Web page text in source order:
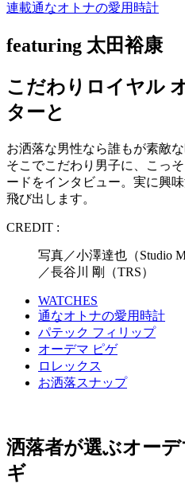
連載通なオトナの愛用時計
featuring 太田裕康
こだわりロイヤル
ターと
お洒落な男性なら誰もが素敵
そこでこだわり男子に、こっ
ードをインタビュー。実に興
飛び出します。
CREDIT :
写真／小澤達也（
／長谷川 剛（TRS）
WATCHES
通なオトナの愛用時計
パテック フィリップ
オーデマ ピゲ
ロレックス
お洒落スナップ
洒落者が選ぶオー
ギ